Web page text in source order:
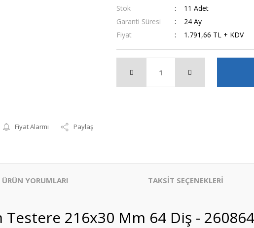
Fiyat Alarmı Paylaş
Stok
11 Adet
Garanti Süresi
24 Ay
Fiyat
1.791,66 TL + KDV
ÜRÜN YORUMLARI TAKSİT SEÇENEKLERİ
216x30 Mm 64 Diş -